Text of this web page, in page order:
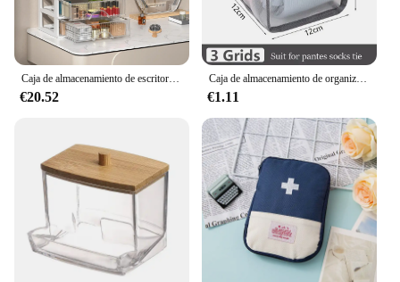
Caja de almacenamiento de escritorio, cajón de almacenamiento, decoración para el cabello, gabinete de almacenamiento multicapa, caja de joyería y cosméticos, papelería multifuncional
€20.52
Caja de almacenamiento de organización de pantalones vaqueros, organizador de armario, sistema de organización de ropa, organizadores de cajones, gabinete, organizador de almacenamiento de pantalones
€1.11